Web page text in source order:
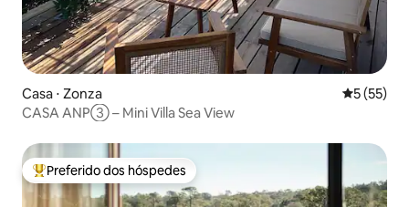
Casa ⋅ Zonza 5 de uma
5 (55)
CASA ANP③ – Mini Villa Sea View
Entre os melhores preferidos dos hóspedes
Preferido dos hóspedes